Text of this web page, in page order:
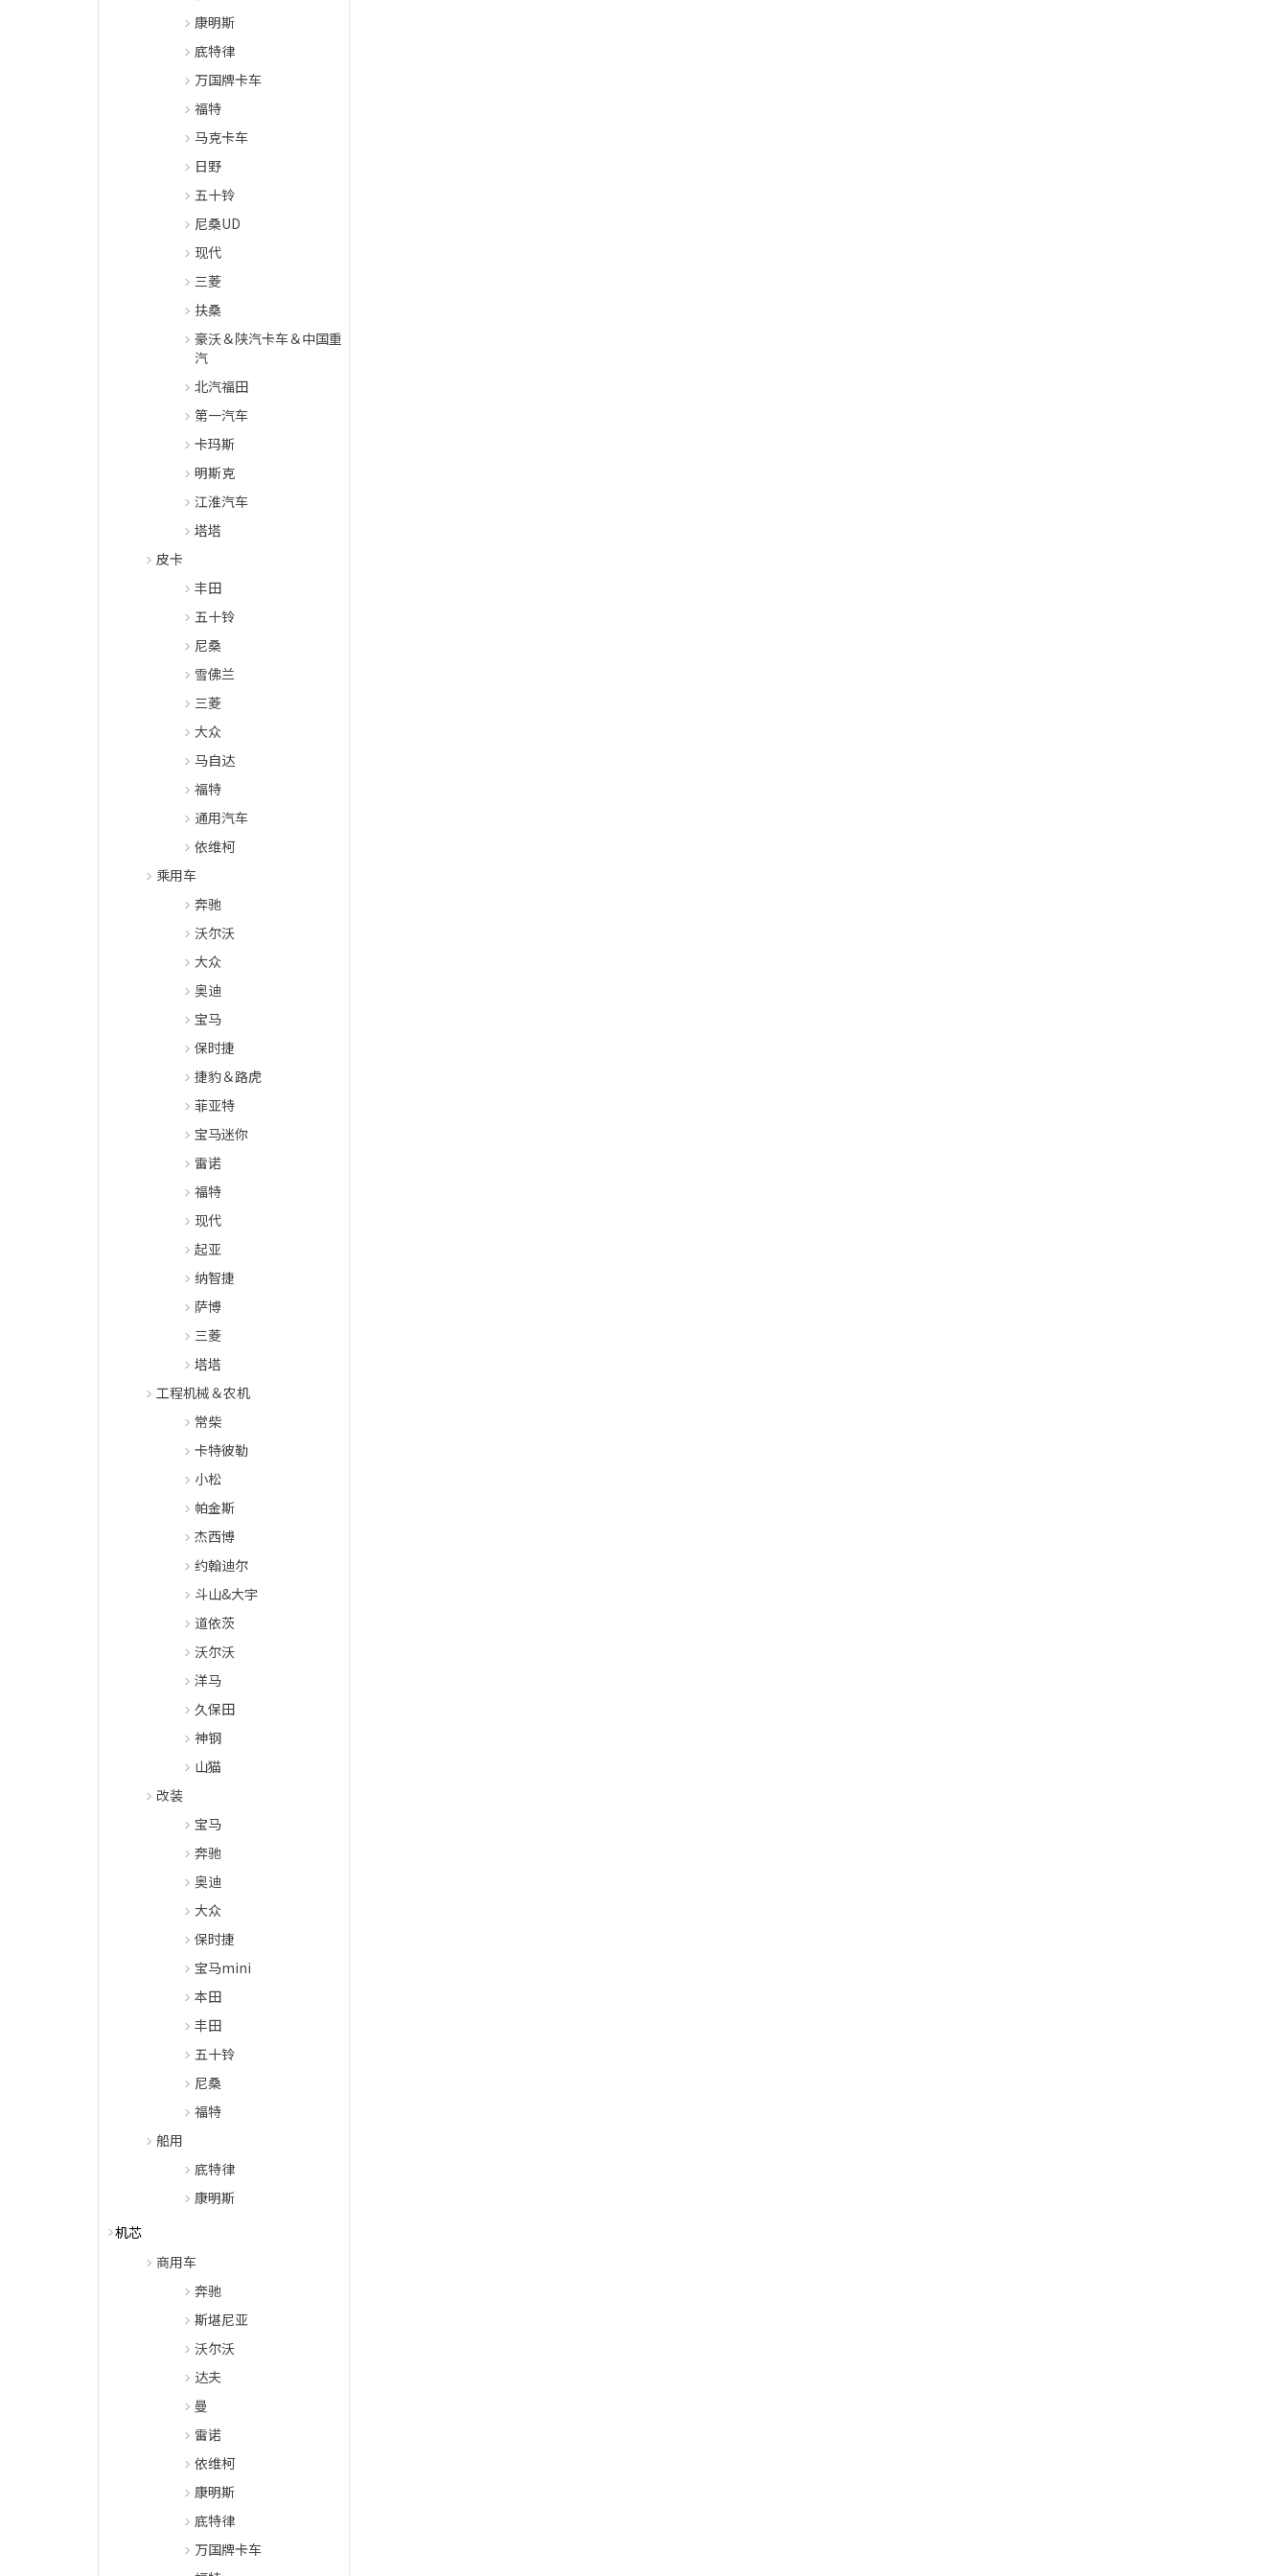
康明斯
底特律
万国牌卡车
福特
马克卡车
日野
五十铃
尼桑UD
现代
三菱
扶桑
豪沃＆陕汽卡车＆中国重
汽
北汽福田
第一汽车
卡玛斯
明斯克
江淮汽车
塔塔
皮卡
丰田
五十铃
尼桑
雪佛兰
三菱
大众
马自达
福特
通用汽车
依维柯
乘用车
奔驰
沃尔沃
大众
奥迪
宝马
保时捷
捷豹＆路虎
菲亚特
宝马迷你
雷诺
福特
现代
起亚
纳智捷
萨博
三菱
塔塔
工程机械＆农机
常柴
卡特彼勒
小松
帕金斯
杰西博
约翰迪尔
斗山&大宇
道依茨
沃尔沃
洋马
久保田
神钢
山猫
改装
宝马
奔驰
奥迪
大众
保时捷
宝马mini
本田
丰田
五十铃
尼桑
福特
船用
底特律
康明斯
机芯
商用车
奔驰
斯堪尼亚
沃尔沃
达夫
曼
雷诺
依维柯
康明斯
底特律
万国牌卡车